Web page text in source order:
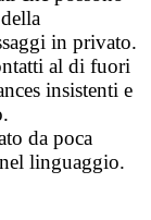
in privato.
al di fuori
insistenti e
da poca
linguaggio.